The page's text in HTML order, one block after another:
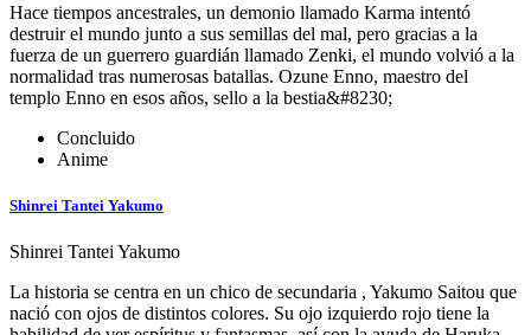
Hace tiempos ancestrales, un demonio llamado Karma intentó
destruir el mundo junto a sus semillas del mal, pero gracias a la
fuerza de un guerrero guardián llamado Zenki, el mundo volvió a la
normalidad tras numerosas batallas. Ozune Enno, maestro del
templo Enno en esos años, sello a la bestia&#8230;
Concluido
Anime
Shinrei Tantei Yakumo
Shinrei Tantei Yakumo
La historia se centra en un chico de secundaria , Yakumo Saitou que
nació con ojos de distintos colores. Su ojo izquierdo rojo tiene la